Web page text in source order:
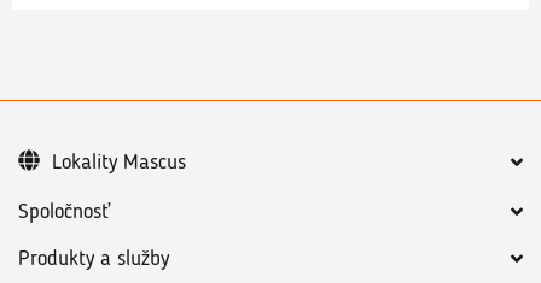
Spoločnosť
Produkty a služby
Lokality Mascus